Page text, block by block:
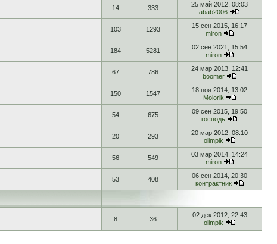
14 333
25 май 2012, 08:03
abab2006
103 1293
15 сен 2015, 16:17
miron
184 5281
02 сен 2021, 15:54
miron
67 786
24 мар 2013, 12:41
boomer
150 1547
18 ноя 2014, 13:02
Molorik
54 675
09 сен 2015, 19:50
господь
20 293
20 мар 2012, 08:10
olimpik
56 549
03 мар 2014, 14:24
miron
53 408
06 сен 2014, 20:30
контрактник
8 36
02 дек 2012, 22:43
olimpik